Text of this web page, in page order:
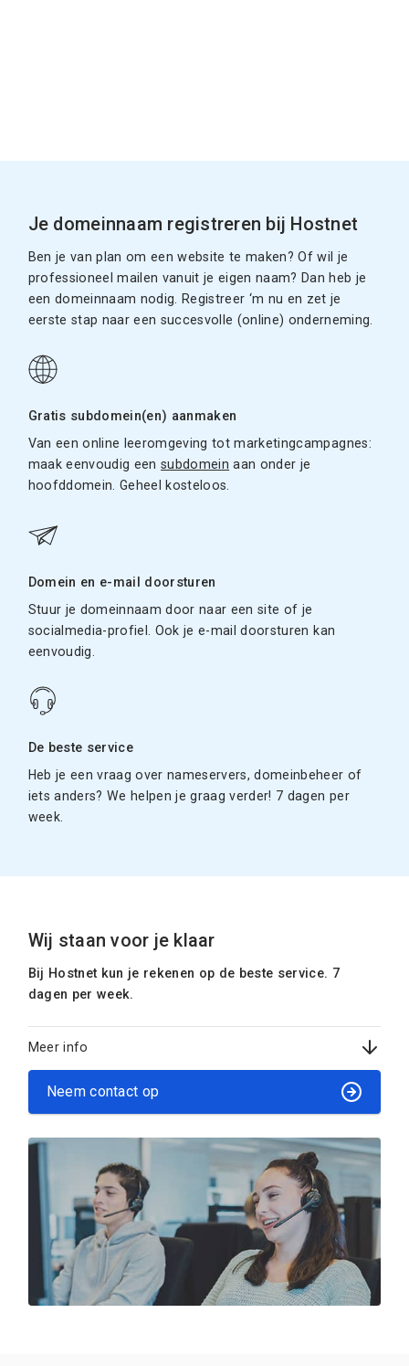
Je domeinnaam registreren bij Hostnet
Ben je van plan om een website te maken? Of wil je
professioneel mailen vanuit je eigen naam? Dan heb je
een domeinnaam nodig. Registreer ‘m nu en zet je
eerste stap naar een succesvolle (online) onderneming.
Gratis subdomein(en) aanmaken
Van een online leeromgeving tot marketingcampagnes:
maak eenvoudig eensubdomein aan onder je
hoofddomein. Geheel kosteloos.
Domein en e-mail doorsturen
Stuur je domeinnaam door naar een site of je
socialmedia-profiel. Ook je e-mail doorsturen kan
eenvoudig.
De beste service
Heb je een vraag over nameservers, domeinbeheer of
iets anders? We helpen je graag verder! 7 dagen per
week.
Wij staan voor je klaar
Bij Hostnet kun je rekenen op de beste service. 7
dagen per week.
Meer info
Neem contact op